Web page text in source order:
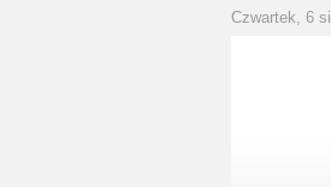
Czwartek, 6